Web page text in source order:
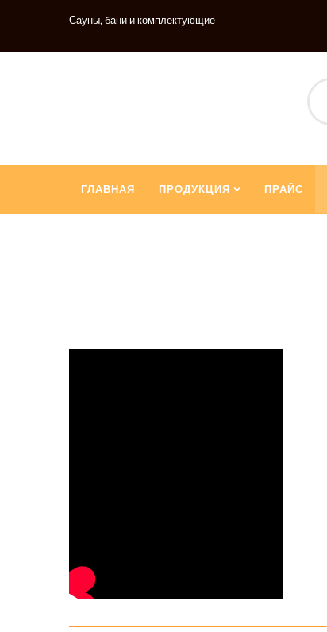
Сауны, бани и комплектующие
ГЛАВНАЯ ПРОДУКЦИЯ ПРАЙС